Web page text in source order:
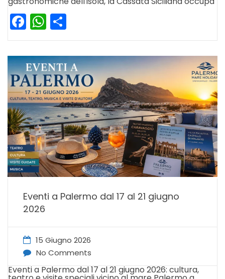
Facebook
WhatsApp
Eventi a Palermo dal 17 al 21 giugno
2026
15 Giugno 2026
No Comments
Eventi a Palermo dal 17 al 21 giugno 2026: cultura,